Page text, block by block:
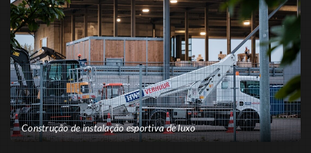
Construção de instalação esportiva de luxo